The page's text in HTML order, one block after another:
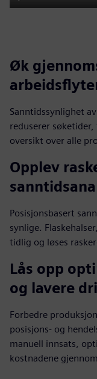
Play
Øk
Sanntidssynlighet
reduserer
oversikt over alle
Opplev
Posisjonsbasert
synlige.
tidlig og løses
Lås opp
og lavere
Forbedre
posisjons- og
manuell innsats,
kostnadene